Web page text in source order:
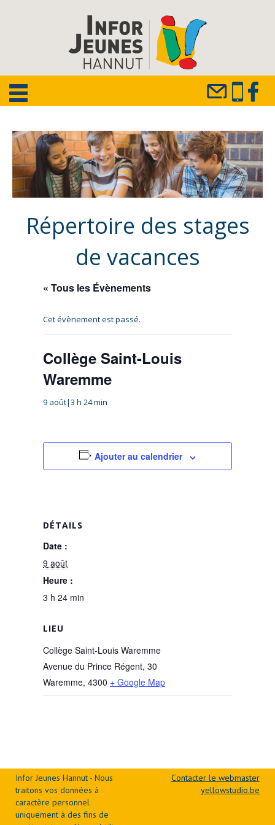
Répertoire des stages
de vacances
« Tous les Évènements
Cet évènement est passé.
Collège Saint-Louis
Waremme
9 août|3 h 24 min
Ajouter au calendrier
DÉTAILS
Date :
9 août
Heure :
3 h 24 min
LIEU
Collège Saint-Louis Waremme
Avenue du Prince Régent, 30
Waremme, 4300 + Google Map
Infor Jeunes Hannut - Nous
traitons vos données à
caractère personnel
uniquement à des fins de
Contacter le webmaster
yellowstudio.be